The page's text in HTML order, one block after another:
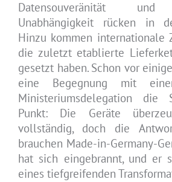
Datensouveränität und
Unabhängigkeit rücken in
Hinzu kommen internationale
die zuletzt etablierte
gesetzt haben. Schon vor
eine Begegnung mit
Ministeriumsdelegation die
Punkt: Die Geräte
vollständig, doch die
brauchen Made-in-Germany-
hat sich eingebrannt, und er
eines tiefgreifenden